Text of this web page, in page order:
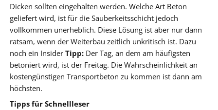
Dicken sollten eingehalten werden. Welche Art Beton
geliefert wird, ist für die Sauberkeitsschicht jedoch
vollkommen unerheblich. Diese Lösung ist aber nur dann
ratsam, wenn der Weiterbau zeitlich unkritisch ist. Dazu
noch ein Insider Tipp: Der Tag, an dem am häufigsten
betoniert wird, ist der Freitag. Die Wahrscheinlichkeit an
kostengünstigen Transportbeton zu kommen ist dann am
höchsten.
Tipps für Schnellleser